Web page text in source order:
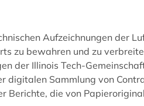
Aufzeichnungen der
zu bewahren und zu
der Illinois Tech-
digitalen Sammlung von
Berichte, die von